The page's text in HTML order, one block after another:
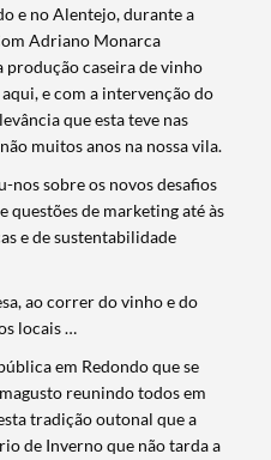
e no Alentejo, durante a
Adriano Monarca
caseira de vinho
e com a intervenção do
que esta teve nas
muitos anos na nossa vila.
nos sobre os novos desafios
de marketing até às
e de sustentabilidade
ao correr do vinho e do
locais …
em Redondo que se
reunindo todos em
tradição outonal que a
de Inverno que não tarda a